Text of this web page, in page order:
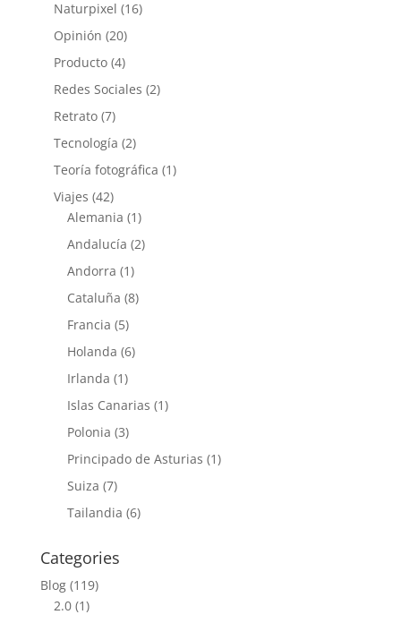
Naturpixel (16)
Opinión (20)
Producto(4)
Redes Sociales (2)
Retrato(7)
Tecnología (2)
Teoría fotográfica (1)
Viajes (42)
Alemania (1)
Andalucía (2)
Andorra (1)
Cataluña (8)
Francia (5)
Holanda (6)
Irlanda (1)
Islas Canarias (1)
Polonia (3)
Principado de Asturias (1)
Suiza (7)
Tailandia (6)
Categories
Blog(119)
2.0(1)